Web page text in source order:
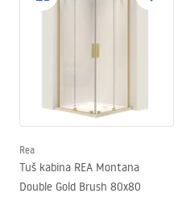
Rea
Tuš kabina REA Montana
Double Gold Brush 80x80